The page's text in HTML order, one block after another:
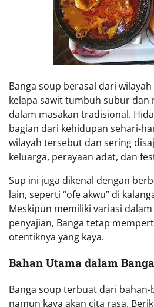
Banga soup berasal dari
kelapa sawit tumbuh subur dan
dalam masakan tradisional.
bagian dari kehidupan sehari-
wilayah tersebut dan sering
keluarga, perayaan adat, dan
Sup ini juga dikenal dengan
lain, seperti “ofe akwu” di
Meskipun memiliki variasi
penyajian, Banga tetap
otentiknya yang kaya.
Bahan Utama dalam
Banga soup terbuat dari
namun kaya akan cita rasa.